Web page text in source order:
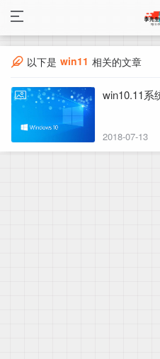
以下是 win11 相关的文章
win10.11系
2018-07-13